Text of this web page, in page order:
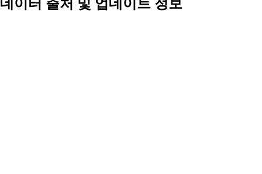
PER(최근4분기)
4.262 11.18
30위